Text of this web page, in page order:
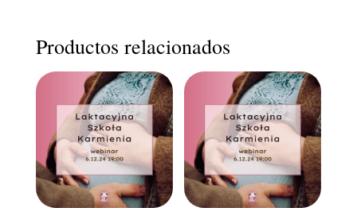
Productos relacionados